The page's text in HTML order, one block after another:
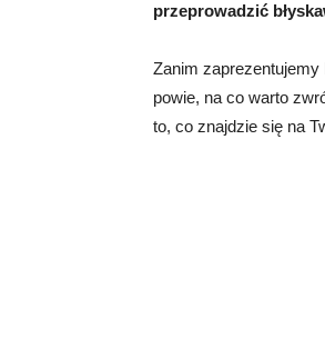
przeprowadzić
Zanim zaprezentujemy
powie, na co warto
to, co znajdzie się na